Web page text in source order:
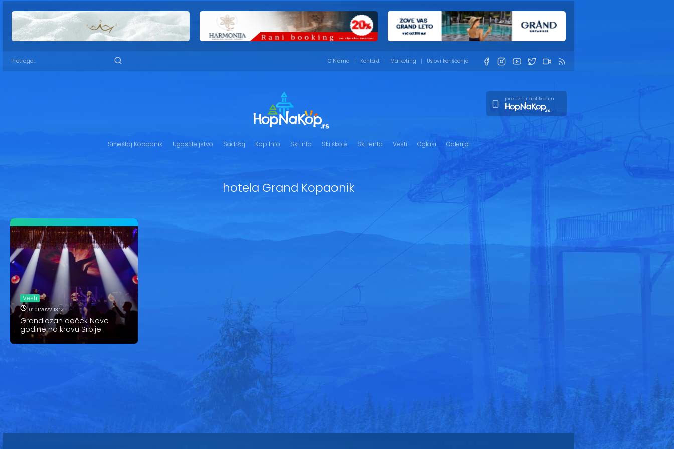
O Nama Kontakt Marketing Uslovi korišćenja
preuzmi aplikaciju
Smeštaj Kopaonik Ugostiteljstvo Sadržaj Kop Info Ski info Ski škole Ski renta Vesti Oglasi Galerija
hotela Grand Kopaonik
Vesti
01.01.2022 13:12
Grandiozan doček Nove
godine na krovu Srbije